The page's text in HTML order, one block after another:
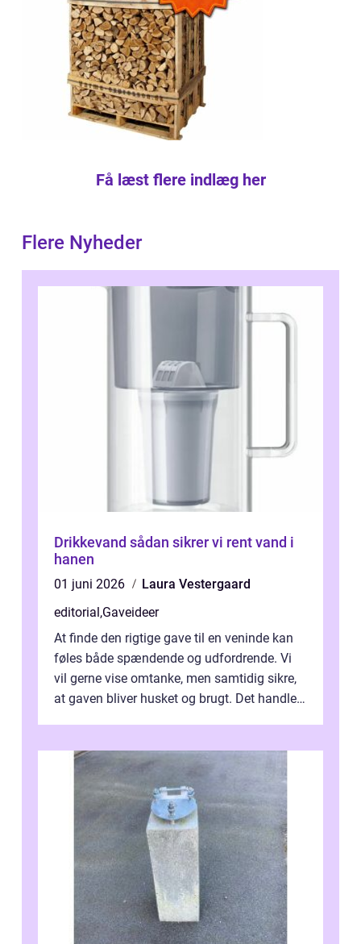
Få læst flere indlæg her
Flere Nyheder
Drikkevand sådan sikrer vi rent vand i
hanen
01 juni 2026
Laura Vestergaard
editorial,Gaveideer
At finde den rigtige gave til en veninde kan
føles både spændende og udfordrende. Vi
vil gerne vise omtanke, men samtidig sikre,
at gaven bliver husket og brugt. Det handler